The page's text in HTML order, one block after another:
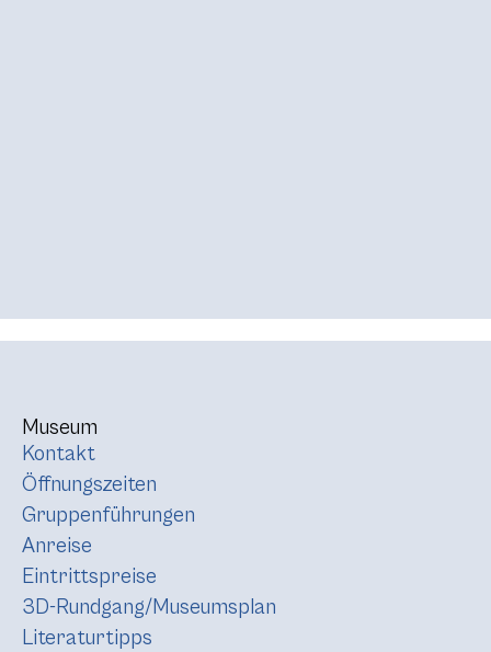
Museum
Kontakt
Öffnungszeiten
Gruppenführungen
Anreise
Eintrittspreise
3D-Rundgang/Museumsplan
Literaturtipps